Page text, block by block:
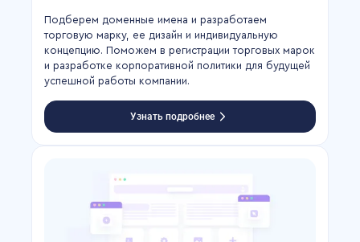
Подберем доменные имена и разработаем
торговую марку, ее дизайн и индивидуальную
концепцию. Поможем в регистрации торговых марок
и разработке корпоративной политики для будущей
успешной работы компании.
Узнать подробнее